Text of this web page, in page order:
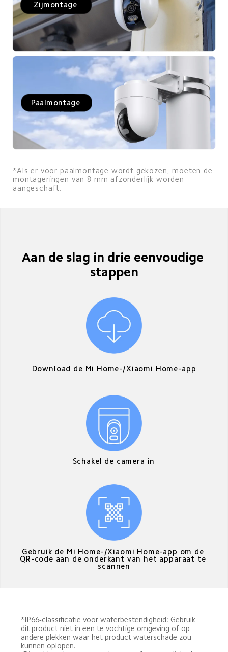
Zijmontage
Paalmontage
*Als er voor paalmontage wordt gekozen, moeten de
montageringen van 8 mm afzonderlijk worden
aangeschaft.
Aan de slag in drie eenvoudige
stappen
Download de Mi Home-/Xiaomi Home-app
Schakel de camera in
Gebruik de Mi Home-/Xiaomi Home-app om de
QR-code aan de onderkant van het apparaat te
scannen
*IP66-classificatie voor waterbestendigheid: Gebruik
dit product niet in een te vochtige omgeving of op
andere plekken waar het product waterschade zou
kunnen oplopen.